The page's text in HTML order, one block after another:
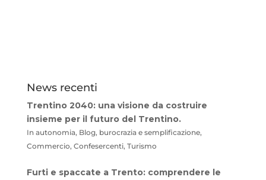
News recenti
Trentino 2040: una visione da costruire
insieme per il futuro del Trentino.
In autonomia, Blog, burocrazia e semplificazione,
Commercio, Confesercenti, Turismo
Furti e spaccate a Trento: comprendere le